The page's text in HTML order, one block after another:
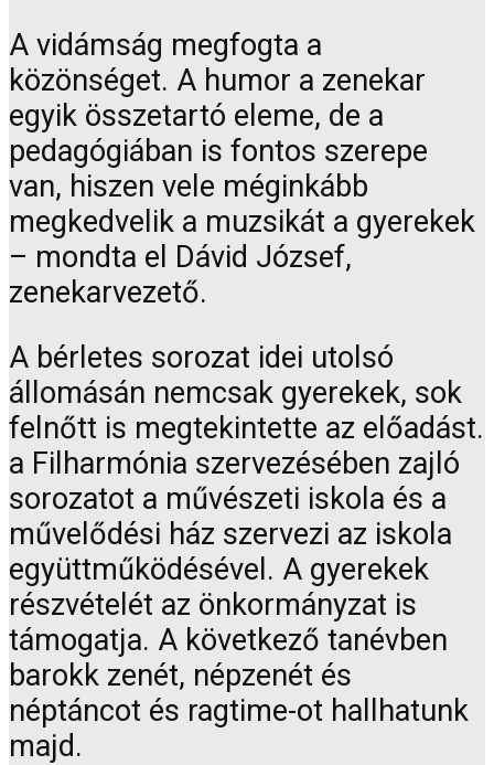
A vidámság megfogta a
közönséget. A humor a zenekar
egyik összetartó eleme, de a
pedagógiában is fontos szerepe
van, hiszen vele méginkább
megkedvelik a muzsikát a gyerekek
– mondta el Dávid József,
zenekarvezető.
A bérletes sorozat idei utolsó
állomásán nemcsak gyerekek, sok
felnőtt is megtekintette az előadást.
a Filharmónia szervezésében zajló
sorozatot a művészeti iskola és a
művelődési ház szervezi az iskola
együttműködésével. A gyerekek
részvételét az önkormányzat is
támogatja. A következő tanévben
barokk zenét, népzenét és
néptáncot és ragtime-ot hallhatunk
majd.